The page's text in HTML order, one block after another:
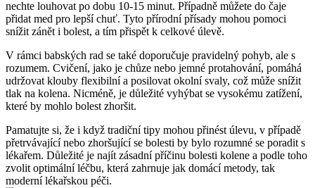
nechte louhovat po dobu 10-15 minut. Případně můžete do čaje
přidat med pro lepší chuť. Tyto přírodní přísady mohou pomoci
snížit zánět i bolest, a tím přispět k celkové úlevě.
V rámci babských rad se také doporučuje pravidelný pohyb, ale s
rozumem. Cvičení, jako je chůze nebo jemné protahování, pomáhá
udržovat klouby flexibilní a posilovat okolní svaly, což může snížit
tlak na kolena. Nicméně, je důležité vyhýbat se vysokému zatížení,
které by mohlo bolest zhoršit.
Pamatujte si, že i když tradiční tipy mohou přinést úlevu, v případě
přetrvávající nebo zhoršující se bolesti by bylo rozumné se poradit s
lékařem. Důležité je najít zásadní příčinu bolesti kolene a podle toho
zvolit optimální léčbu, která zahrnuje jak domácí metody, tak
moderní lékařskou péči.